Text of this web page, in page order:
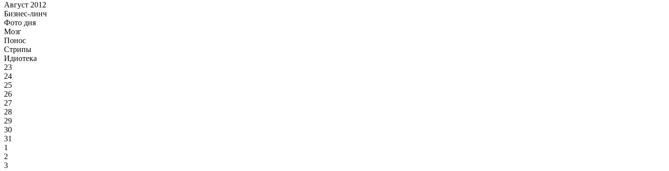
Август 2012
Бизнес-линч
Фото дня
Мозг
Понос
Стрипы
Идиотека
23
24
25
26
27
28
29
30
31
1
2
3